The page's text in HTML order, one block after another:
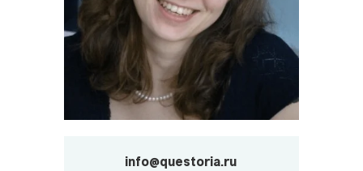
info@questoria.ru